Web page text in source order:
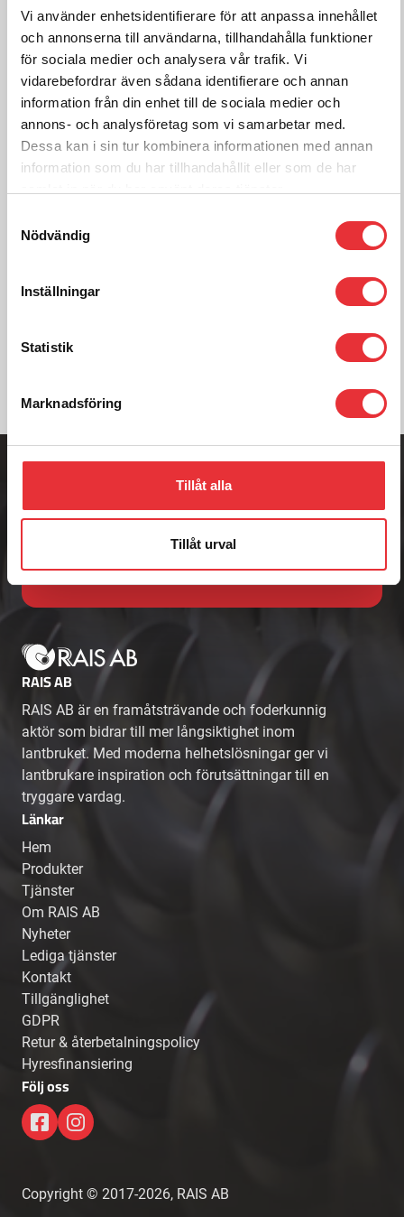
Vi använder enhetsidentifierare för att anpassa innehållet
och annonserna till användarna, tillhandahålla funktioner
för sociala medier och analysera vår trafik. Vi
vidarebefordrar även sådana identifierare och annan
information från din enhet till de sociala medier och
annons- och analysföretag som vi samarbetar med.
Dessa kan i sin tur kombinera informationen med annan
information som du har tillhandahållit eller som de har
Nödvändig
Inställningar
Statistik
Marknadsföring
Tillåt alla
Tillåt urval
1m 4″ Förlängning 1/2 stigning
1 261SEK exkl. moms
Frakt tillkommer efter orderkännande
Lägg i varukorg
För mer information om
4" sektioner och förlängningar, kontakta oss:
0512-301700
Kontakta oss
Adress
Badenetorp 1,
535 91 KVÄNUM
Telefon
info@raisab.com
RAIS AB
RAIS AB är en framåtsträvande och foderkunnig
aktör som bidrar till mer långsiktighet inom
lantbruket. Med moderna helhetslösningar ger vi
lantbrukare inspiration och förutsättningar till en
tryggare vardag.
Länkar
Hem
Produkter
Tjänster
Om RAIS AB
Nyheter
Lediga tjänster
Kontakt
Tillgänglighet
GDPR
Retur & återbetalningspolicy
Hyresfinansiering
Följ oss
Copyright © 2017-2026, RAIS AB